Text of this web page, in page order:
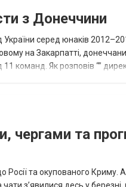
з Донеччини
серед юнаків
на Закарпатті,
команд. Як розповів “”
чергами та
Росії та окупованого Криму.